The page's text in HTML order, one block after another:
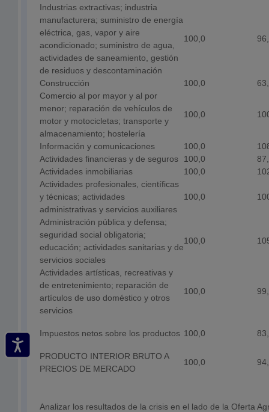
Industrias extractivas; industria
manufacturera; suministro de energía
eléctrica, gas, vapor y aire
acondicionado; suministro de agua,
actividades de saneamiento, gestión
de residuos y descontaminación
100,0
Construcción 100,0
Comercio al por mayor y al por
menor; reparación de vehículos de
motor y motocicletas; transporte y
almacenamiento; hostelería
100,0
Información y comunicaciones 100,0
Actividades financieras y de seguros
100,0
Actividades inmobiliarias
100,0
Actividades profesionales, científicas
y técnicas; actividades
administrativas y servicios auxiliares
100,0
Administración pública y defensa;
seguridad social obligatoria;
educación; actividades sanitarias y de
servicios sociales
100,0
Actividades artísticas, recreativas y
de entretenimiento; reparación de
artículos de uso doméstico y otros
servicios
100,0
Impuestos netos sobre los productos 100,0
PRODUCTO INTERIOR BRUTO A
PRECIOS DE MERCADO
100,0
Analizar los resultados de la crisis en el lado de la Oferta